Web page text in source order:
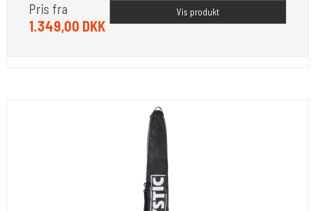
Pris fra
1.349,00 DKK
Vis produkt